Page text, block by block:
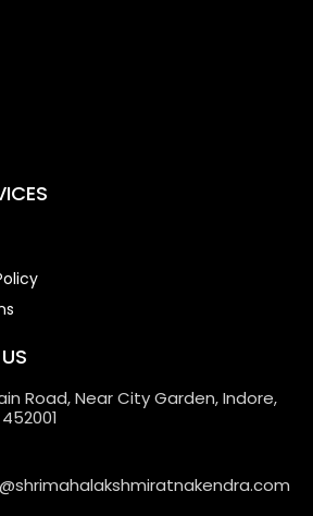
Road, Near City Garden, Indore,